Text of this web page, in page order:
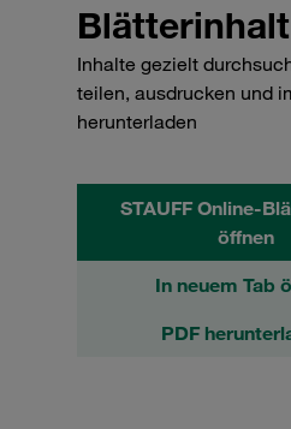
Blätterinhalt
Inhalte gezielt
teilen, ausdrucken und
herunterladen
STAUFF Online-
öffnen
In neuem Tab
PDF